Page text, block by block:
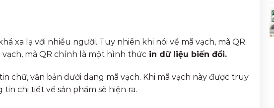
xa lạ với nhiều người. Tuy nhiên khi nói về mã vạch, mã QR
mã QR chính là một hình thức in dữ liệu biến đổi.
chữ, văn bản dưới dạng mã vạch. Khi mã vạch này được truy
chi tiết về sản phẩm sẽ hiện ra.